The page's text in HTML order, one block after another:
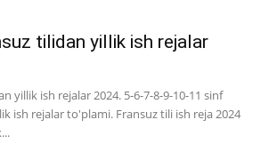
tilidan yillik ish rejalar
yillik ish rejalar 2024. 5-6-7-8-9-10-11 sinf
ish rejalar to'plami. Fransuz tili ish reja 2024